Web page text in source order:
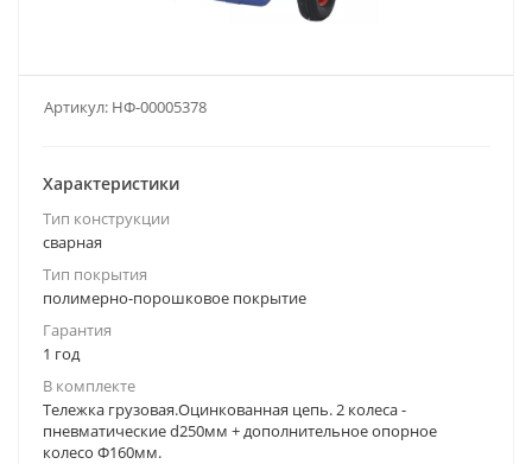
Артикул: НФ-00005378
Характеристики
Тип конструкции
сварная
Тип покрытия
полимерно-порошковое покрытие
Гарантия
1 год
В комплекте
Тележка грузовая.Оцинкованная цепь. 2 колеса -
пневматические d250мм + дополнительное опорное
колесо Ф160мм.